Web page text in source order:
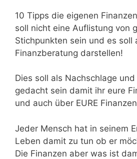
10 Tipps die eigenen
soll nicht eine Auflistung von
Stichpunkten sein und es soll
Finanzberatung darstellen!
Dies soll als Nachschlage
gedacht sein damit ihr eure
und auch über EURE
Jeder Mensch hat in seinem
Leben damit zu tun ob er
Die Finanzen aber was ist